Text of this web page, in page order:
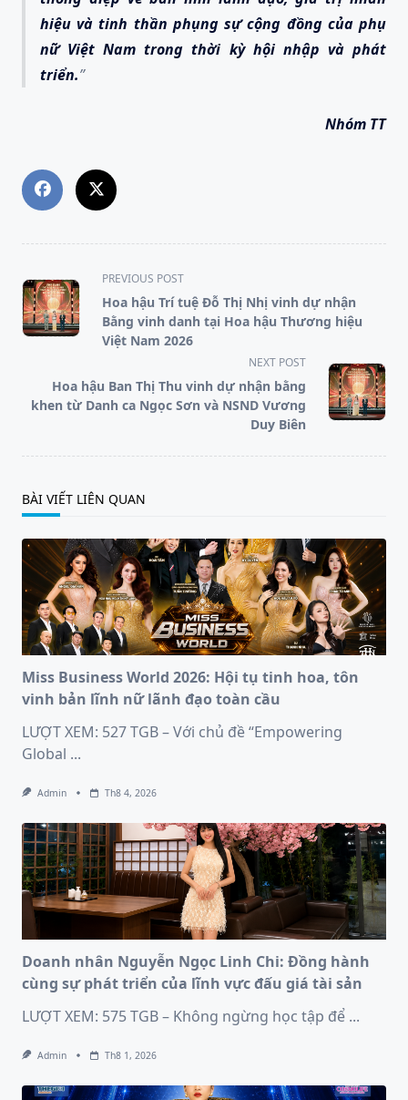
hiệu và tinh thần phụng sự cộng đồng của phụ
nữ Việt Nam trong thời kỳ hội nhập và phát
triển.
Nhóm TT
<span
class="nav-
subtitle
screen-
text">Page</span>
PREVIOUS POST
Hoa hậu Trí tuệ Đỗ Thị Nhị vinh dự nhận
Bằng vinh danh tại Hoa hậu Thương hiệu
Việt Nam 2026
NEXT POST
Hoa hậu Ban Thị Thu vinh dự nhận bằng
khen từ Danh ca Ngọc Sơn và NSND Vương
Duy Biên
BÀI VIẾT LIÊN QUAN
Miss Business World 2026: Hội tụ tinh hoa, tôn
vinh bản lĩnh nữ lãnh đạo toàn cầu
LƯỢT XEM: 527 TGB – Với chủ đề “Empowering
Global ...
Admin Th8 4, 2026
Doanh nhân Nguyễn Ngọc Linh Chi: Đồng hành
cùng sự phát triển của lĩnh vực đấu giá tài sản
LƯỢT XEM: 575 TGB – Không ngừng học tập để ...
Admin Th8 1, 2026